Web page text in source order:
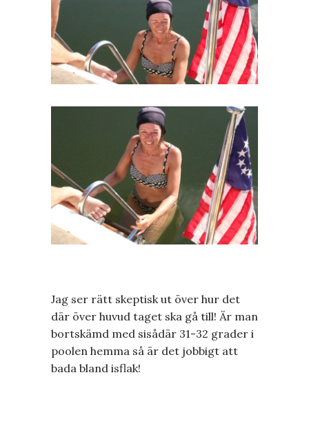
Jag ser rätt skeptisk ut över hur det
där över huvud taget ska gå till! Är man
bortskämd med sisådär 31-32 grader i
poolen hemma så är det jobbigt att
bada bland isflak!